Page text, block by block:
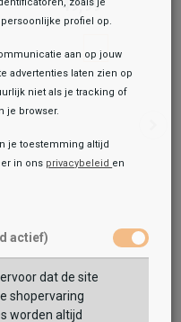
ONE
49,99
profiel op.
aan op jouw
advertenties laten zien op
niet als je tracking of
je browser.
je toestemming altijd
in ons privacybeleid en
actief)
dat de site
shopervaring
worden altijd